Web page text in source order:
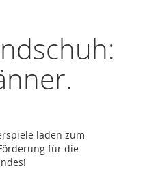
laden zum
für die